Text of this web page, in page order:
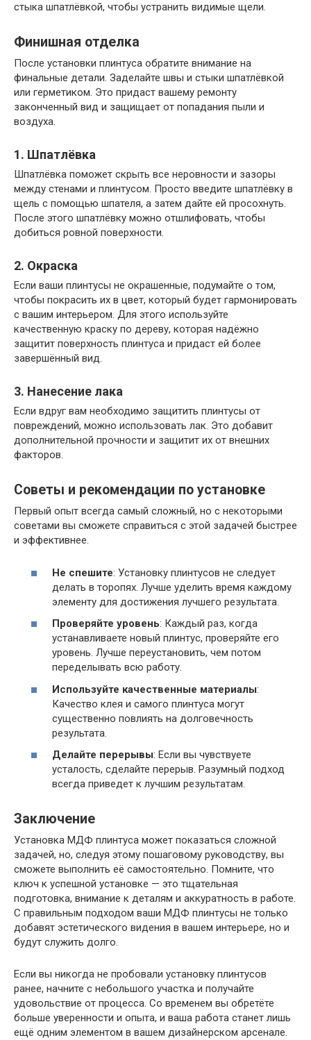
стыка шпатлёвкой, чтобы устранить видимые щели.
Финишная отделка
После установки плинтуса обратите внимание на
финальные детали. Заделайте швы и стыки шпатлёвкой
или герметиком. Это придаст вашему ремонту
законченный вид и защищает от попадания пыли и
воздуха.
1. Шпатлёвка
Шпатлёвка поможет скрыть все неровности и зазоры
между стенами и плинтусом. Просто введите шпатлёвку в
щель с помощью шпателя, а затем дайте ей просохнуть.
После этого шпатлёвку можно отшлифовать, чтобы
добиться ровной поверхности.
2. Окраска
Если ваши плинтусы не окрашенные, подумайте о том,
чтобы покрасить их в цвет, который будет гармонировать
с вашим интерьером. Для этого используйте
качественную краску по дереву, которая надёжно
защитит поверхность плинтуса и придаст ей более
завершённый вид.
3. Нанесение лака
Если вдруг вам необходимо защитить плинтусы от
повреждений, можно использовать лак. Это добавит
дополнительной прочности и защитит их от внешних
факторов.
Советы и рекомендации по установке
Первый опыт всегда самый сложный, но с некоторыми
советами вы сможете справиться с этой задачей быстрее
и эффективнее.
Не спешите: Установку плинтусов не следует
делать в торопях. Лучше уделить время каждому
элементу для достижения лучшего результата.
Проверяйте уровень: Каждый раз, когда
устанавливаете новый плинтус, проверяйте его
уровень. Лучше переустановить, чем потом
переделывать всю работу.
Используйте качественные материалы:
Качество клея и самого плинтуса могут
существенно повлиять на долговечность
результата.
Делайте перерывы: Если вы чувствуете
усталость, сделайте перерыв. Разумный подход
всегда приведет к лучшим результатам.
Заключение
Установка МДФ плинтуса может показаться сложной
задачей, но, следуя этому пошаговому руководству, вы
сможете выполнить её самостоятельно. Помните, что
ключ к успешной установке — это тщательная
подготовка, внимание к деталям и аккуратность в работе.
С правильным подходом ваши МДФ плинтусы не только
добавят эстетического видения в вашем интерьере, но и
будут служить долго.
Если вы никогда не пробовали установку плинтусов
ранее, начните с небольшого участка и получайте
удовольствие от процесса. Со временем вы обретёте
больше уверенности и опыта, и ваша работа станет лишь
ещё одним элементом в вашем дизайнерском арсенале.